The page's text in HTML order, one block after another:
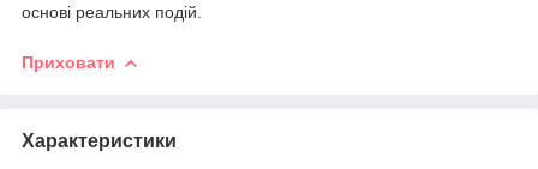
основі реальних подій.
Приховати
Характеристики